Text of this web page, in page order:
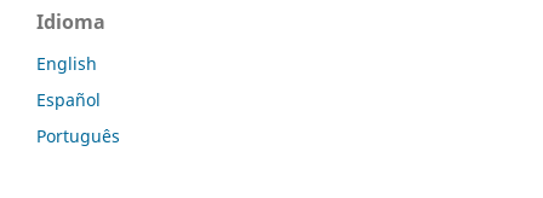
Idioma
English
Español
Português